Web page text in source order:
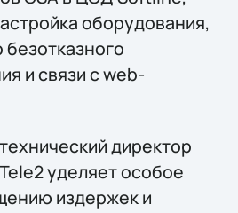
оборудования,
и связи с web-
директор
уделяет особое
издержек и